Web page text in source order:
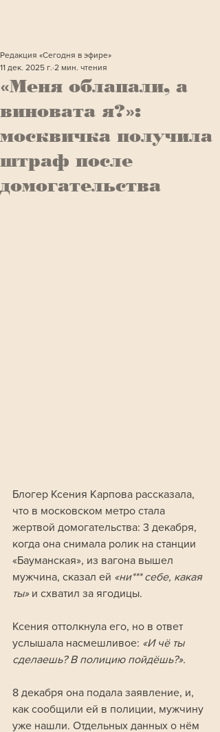
«Меня облапали, а
виновата я?»:
москвичка получила
штраф после
домогательства
Редакция «Сегодня в эфире»
11 дек. 2025 г. 2 мин. чтения
Блогер Ксения Карпова рассказала,
что в московском метро стала
жертвой домогательства: 3 декабря,
когда она снимала ролик на станции
«Бауманская», из вагона вышел
мужчина, сказал ей «ни*** себе, какая
ты» и схватил за ягодицы.
Ксения оттолкнула его, но в ответ
услышала насмешливое: «И чё ты
сделаешь? В полицию пойдёшь?».
8 декабря она подала заявление, и,
как сообщили ей в полиции, мужчину
уже нашли. Отдельных данных о нём